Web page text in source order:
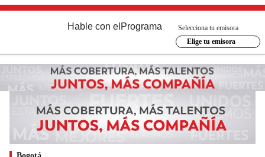
Hable con el Programa
Selecciona tu emisora
Elige tu emisora